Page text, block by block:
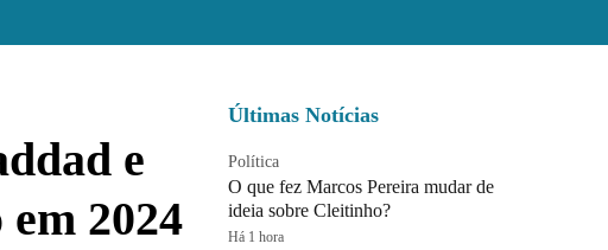
e
2024
Últimas Notícias
Política
O que fez Marcos Pereira mudar de
ideia sobre Cleitinho?
Há 1 hora